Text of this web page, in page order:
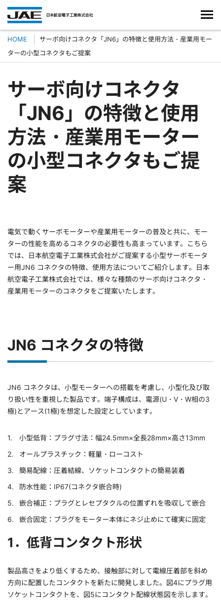
HOME
サーボ向けコネクタ「JN6」の特徴と使用方法・産業用モー
ターの小型コネクタもご提案
サーボ向けコネクタ
「JN6」の特徴と使用
方法・産業用モーター
の小型コネクタもご提
案
電気で動くサーボモーターや産業用モーターの普及と共に、モー
ターの性能を高めるコネクタの必要性も高まっています。こちら
では、日本航空電子工業株式会社がご提案する小型サーボモータ
ー用JN6 コネクタの特徴、使用方法についてご紹介します。日本
航空電子工業株式会社では、様々な種類のサーボ向けコネクタ・
産業用モーターのコネクタをご提案いたします。
JN6 コネクタの特徴
JN6 コネクタは、小型モーターへの搭載を考慮し、小型化及び取
り扱い性を重視した製品です。端子構成は、電源(U・V・W相の3
極)とアース(1極)を想定した設定としています。
小型低背：プラグ寸法：幅24.5mm×全長28mm×高さ13mm
オールプラスチック：軽量・ローコスト
簡易配線：圧着結線、ソケットコンタクトの簡易装着
防水性能：IP67(コネクタ嵌合時)
嵌合補正：プラグとレセプタクルの位置ずれを吸収して嵌合
嵌合固定：プラグをモーター本体にネジ止めにて確実に固定
1．低背コンタクト形状
製品高さをより低くするため、接触部に対して電線圧着部を斜め
方向に配置したコンタクトを新たに開発しました。図4にプラグ用
ソケットコンタクトを、図5にコンタクト配線状態図を示します。